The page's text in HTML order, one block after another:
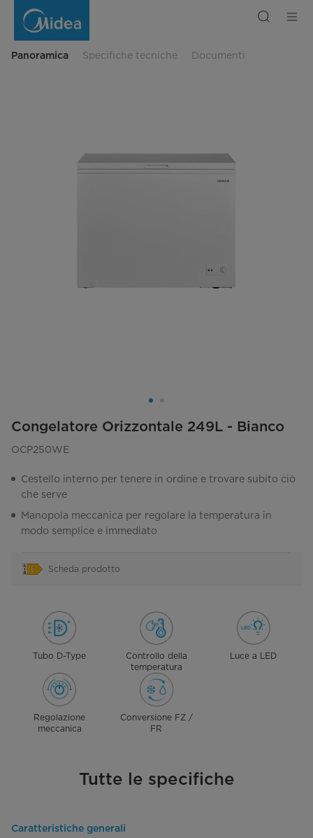
Orizzontale
Panoramica Specifiche tecniche Documenti
Congelatore Orizzontale 249L - Bianco
OCP250WE
Cestello interno per tenere in ordine e trovare subito ciò
che serve
Manopola meccanica per regolare la temperatura in
modo semplice e immediato
Scheda prodotto
Tubo D-Type
Controllo della
temperatura
Luce a LED
Regolazione
meccanica
Conversione FZ /
FR
Tutte le specifiche
Caratteristiche generali